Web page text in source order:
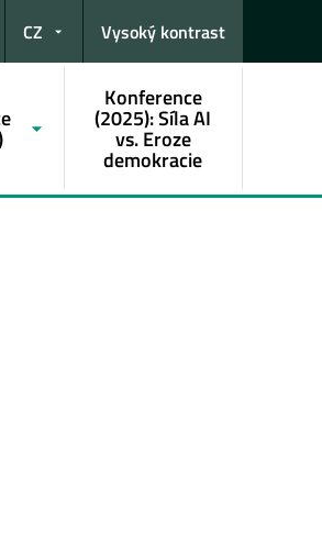
CZ Vysoký kontrast
Konference
(2025): Síla AI
vs. Eroze
demokracie